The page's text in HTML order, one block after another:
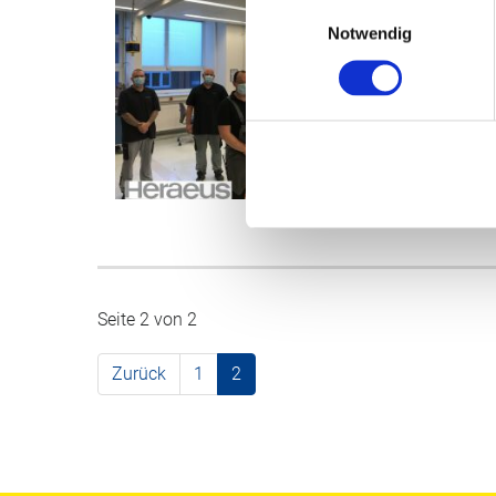
Einwilligungsauswahl
Notwendig
Seite 2 von 2
Zurück 1 2